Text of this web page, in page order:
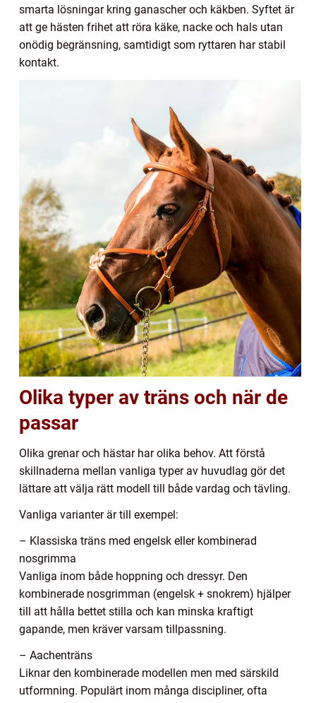
smarta lösningar kring ganascher och käkben. Syftet är
att ge hästen frihet att röra käke, nacke och hals utan
onödig begränsning, samtidigt som ryttaren har stabil
kontakt.
Olika typer av träns och när de
passar
Olika grenar och hästar har olika behov. Att förstå
skillnaderna mellan vanliga typer av huvudlag gör det
lättare att välja rätt modell till både vardag och tävling.
Vanliga varianter är till exempel:
– Klassiska träns med engelsk eller kombinerad
nosgrimma
Vanliga inom både hoppning och dressyr. Den
kombinerade nosgrimman (engelsk + snokrem) hjälper
till att hålla bettet stilla och kan minska kraftigt
gapande, men kräver varsam tillpassning.
– Aachenträns
Liknar den kombinerade modellen men med särskild
utformning. Populärt inom många discipliner, ofta